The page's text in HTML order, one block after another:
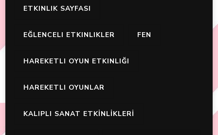
ETKINLIK SAYFASI
EĞLENCELI ETKINLIKLER FEN
HAREKETLI OYUN ETKINLIĞI
HAREKETLI OYUNLAR
KALIPLI SANAT ETKİNLİKLERİ